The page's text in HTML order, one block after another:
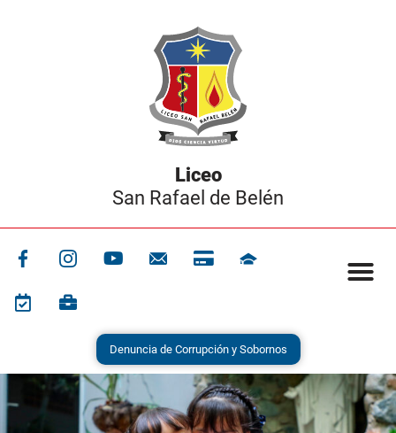
Liceo
San Rafael de Belén
Denuncia de Corrupción y Sobornos